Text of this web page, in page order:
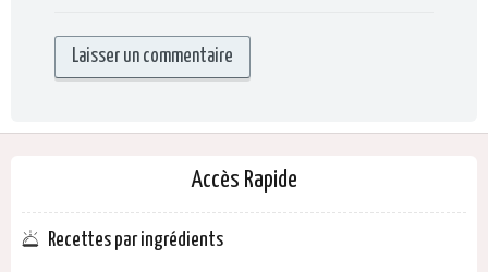
Accès Rapide
Recettes par ingrédients